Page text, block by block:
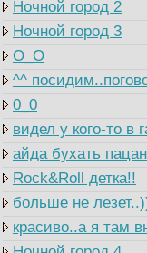
Ночной город 2
Ночной город 3
O_O
^^
0_0
видел у кого-то в
айда бухать
Rock&Roll детка!!
больше не
красиво..а я там